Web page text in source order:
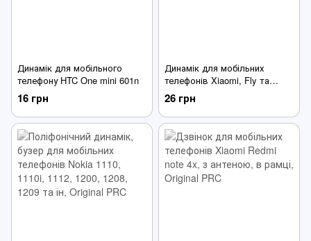
Динамік для мобільного
телефону HTC One mini 601n
16 грн
Динамік для мобільних
телефонів Xiaomi, Fly та
інших 12*6мм
26 грн